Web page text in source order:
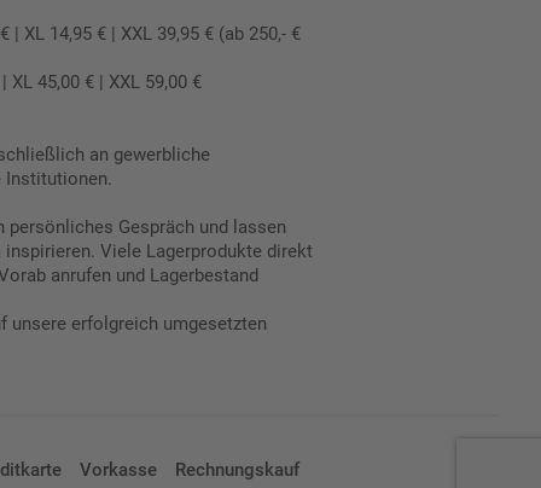
| XL 14,95 € | XXL 39,95 € (ab 250,- €
XL 45,00 € | XXL 59,00 €
an gewerbliche
Institutionen.
persönliches Gespräch und lassen
Viele Lagerprodukte direkt
anrufen und Lagerbestand
unsere erfolgreich umgesetzten
Vorkasse Rechnungskauf